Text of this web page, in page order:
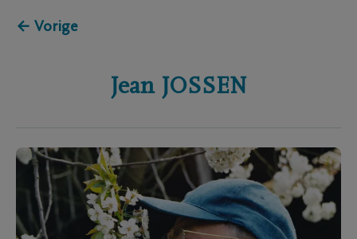
← Vorige
Jean JOSSEN